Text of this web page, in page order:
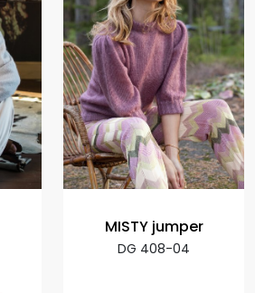
MISTY jumper
DG 408-04